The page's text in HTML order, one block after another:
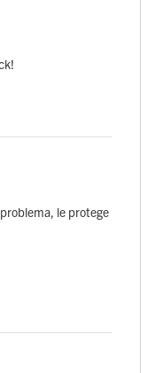
le protege